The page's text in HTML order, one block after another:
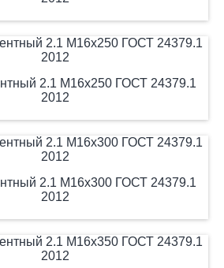
2.1 М16х250 ГОСТ 24379.1
2012
2.1 М16х300 ГОСТ 24379.1
2012